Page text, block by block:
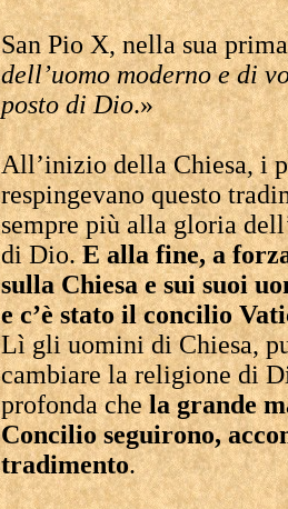
San Pio X, nella sua
dell’uomo moderno e di
posto di Dio.»
All’inizio della Chiesa, i
respingevano questo
sempre più alla gloria
di Dio.E alla fine, a
sulla Chiesa e sui suoi
e c’è stato il concilio
Lì gli uomini di Chiesa,
cambiare la religione di
profonda chela grande
Concilio seguirono,
tradimento.